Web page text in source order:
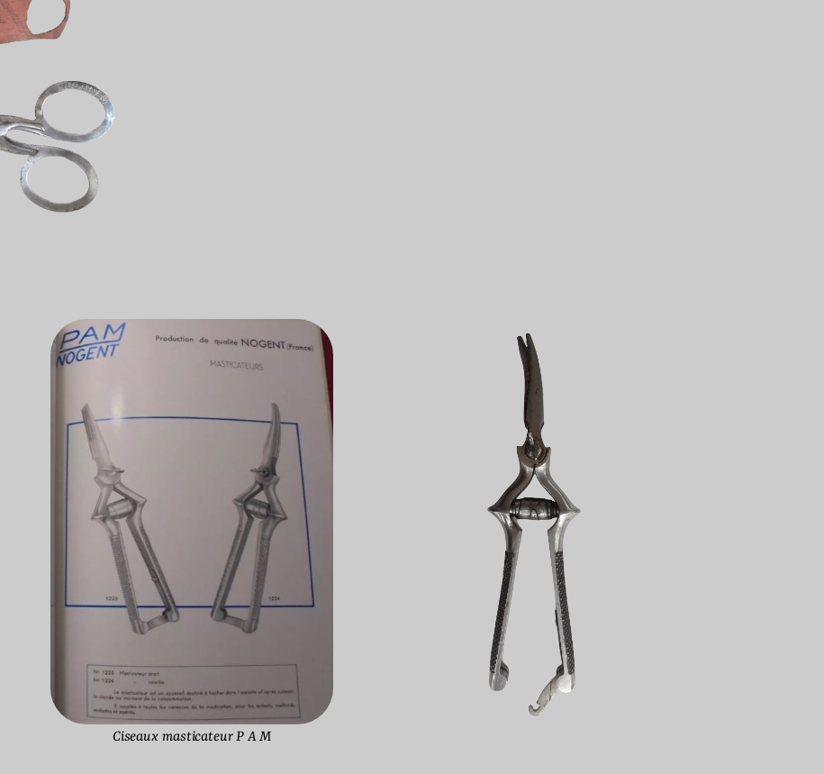
Ciseaux masticateur P A M